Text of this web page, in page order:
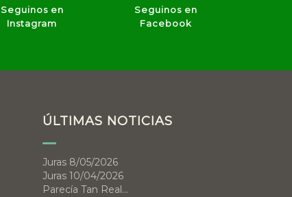
Seguinos en
Instagram
Seguinos en
Facebook
ÚLTIMAS NOTICIAS
Juras 8/05/2026
Juras 10/04/2026
Parecía Tan Real…